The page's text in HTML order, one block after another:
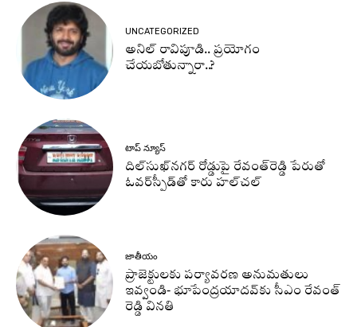
UNCATEGORIZED
అనిల్ రావిపూడి.. ప్రయోగం
చేయబోతున్నారా..?
టాప్ న్యూస్
దిల్‌సుఖ్‌నగర్‌ రోడ్డుపై రేవంత్‌రెడ్డి పేరుతో
ఓవర్‌స్పీడ్‌తో కారు హల్‌చల్‌
జాతీయం
ప్రాజెక్టులకు పర్యావరణ అనుమతులు
ఇవ్వండి- భూపేంద్రయాదవ్‌కు సీఎం రేవంత్‌
రెడ్డి వినతి